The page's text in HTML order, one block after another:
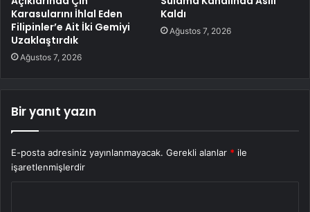
Karasularını İhlal Eden
Filipinler’e Ait İki Gemiyi
Uzaklaştırdık
Ağustos 7, 2026
Kaldı
Ağustos 7, 2026
Bir yanıt yazın
E-posta adresiniz yayınlanmayacak. Gerekli alanlar * ile
işaretlenmişlerdir